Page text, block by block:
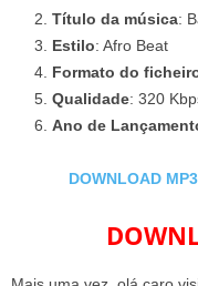
Título da música:
Estilo: Afro Beat
Formato do
Qualidade: 320
Ano de
DOWNLOAD